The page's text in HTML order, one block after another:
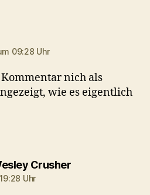
09:28 Uhr
nich als
wie es eigentlich
Crushersagt:
Uhr